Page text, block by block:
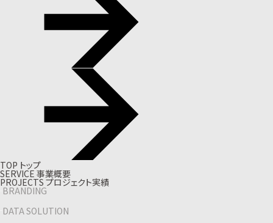
TOP トップ
SERVICE 事業概要
PROJECTS プロジェクト実績
BRANDING
DATA SOLUTION